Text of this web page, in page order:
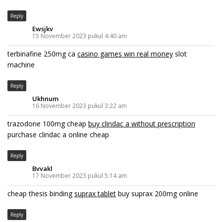
Reply
Ewsjkv
15 November 2023 pukul 4:40 am
terbinafine 250mg ca casino games win real money slot
machine
Reply
Ukhnum
16 November 2023 pukul 3:22 am
trazodone 100mg cheap buy clindac a without prescription
purchase clindac a online cheap
Reply
Bvvakl
17 November 2023 pukul 5:14 am
cheap thesis bindingsuprax tablet buy suprax 200mg online
Reply